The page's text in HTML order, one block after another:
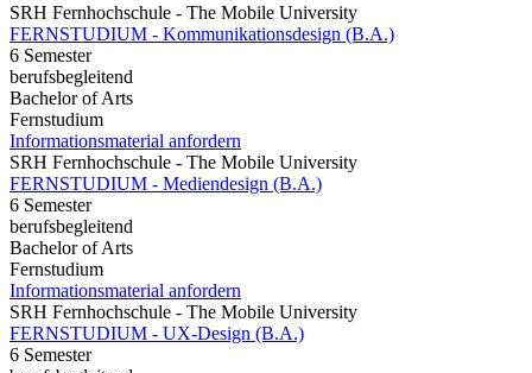
SRH Fernhochschule - The Mobile University
FERNSTUDIUM - Kommunikationsdesign (B.A.)
6 Semester
berufsbegleitend
Bachelor of Arts
Fernstudium
Informationsmaterial anfordern
SRH Fernhochschule - The Mobile University
FERNSTUDIUM - Mediendesign (B.A.)
6 Semester
berufsbegleitend
Bachelor of Arts
Fernstudium
Informationsmaterial anfordern
SRH Fernhochschule - The Mobile University
FERNSTUDIUM - UX-Design (B.A.)
6 Semester